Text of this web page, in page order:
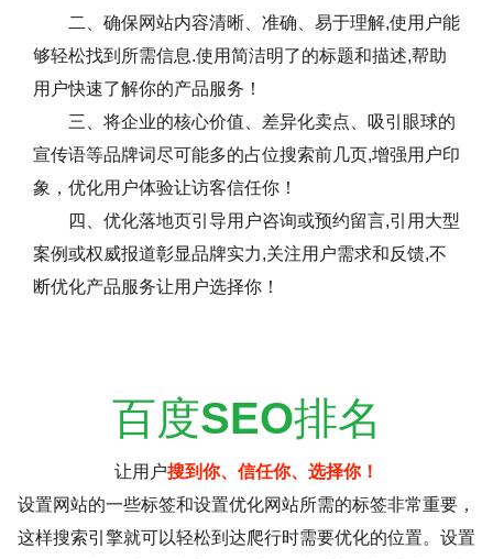
二、确保网站内容清晰、准确、易于理解,使用户能
够轻松找到所需信息.使用简洁明了的标题和描述,帮助
用户快速了解你的产品服务！
三、将企业的核心价值、差异化卖点、吸引眼球的
宣传语等品牌词尽可能多的占位搜索前几页,增强用户印
象，优化用户体验让访客信任你！
四、优化落地页引导用户咨询或预约留言,引用大型
案例或权威报道彰显品牌实力,关注用户需求和反馈,不
断优化产品服务让用户选择你！
百度SEO排名
让用户搜到你、信任你、选择你！
设置网站的一些标签和设置优化网站所需的标签非常重要，
这样搜索引擎就可以轻松到达爬行时需要优化的位置。设置